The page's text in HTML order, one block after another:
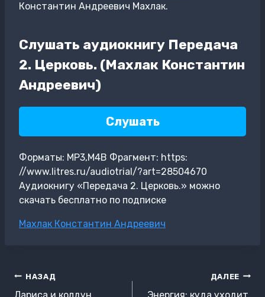
Константин Андреевич Махлак.
Слушать аудиокнигу Передача
2. Церковь. (Махлак Константин
Андреевич)
Слушать
Форматы: MP3,M4B Фрагмент: https:
//www.litres.ru/audiotrial/?art=28504670
Аудиокнигу «Передача 2. Церковь.» можно
скачать бесплатно по подписке
Метки
Махлак Константин Андреевич
Навигация
НАЗАД
Лариса и колдун
ДАЛЕЕ
Энергия: куда уходит,